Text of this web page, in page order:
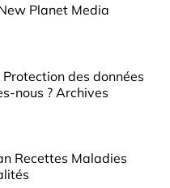
Planet Media
Protection des données
nous ? Archives
Recettes Maladies